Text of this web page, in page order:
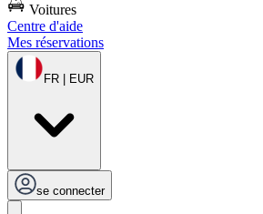
Voitures
Centre d'aide
Mes réservations
FR | EUR
se connecter